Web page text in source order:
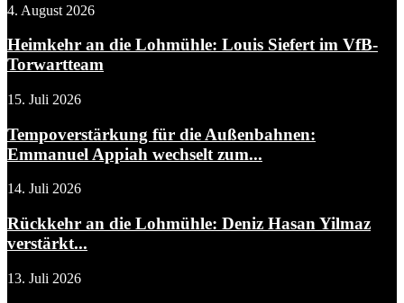
4. August 2026
Heimkehr an die Lohmühle: Louis Siefert im VfB-
Torwartteam
15. Juli 2026
Tempoverstärkung für die Außenbahnen:
Emmanuel Appiah wechselt zum...
14. Juli 2026
Rückkehr an die Lohmühle: Deniz Hasan Yilmaz
verstärkt...
13. Juli 2026